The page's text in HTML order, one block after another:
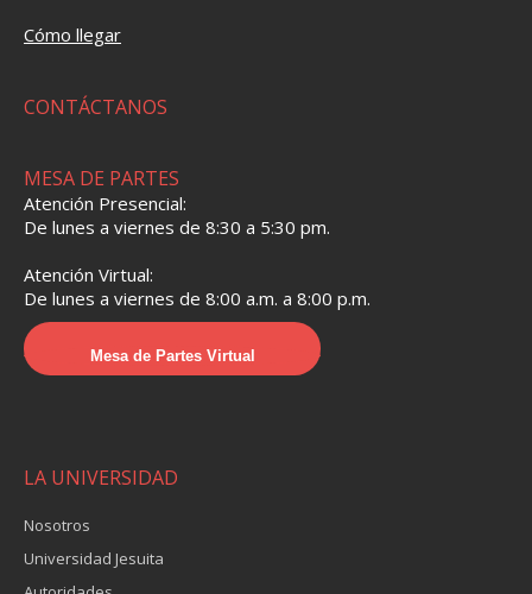
Cómo llegar
CONTÁCTANOS
MESA DE PARTES
Atención Presencial:
De lunes a viernes de 8:30 a 5:30 pm.
Atención Virtual:
De lunes a viernes de 8:00 a.m. a 8:00 p.m.
Mesa de Partes Virtual
LA UNIVERSIDAD
Nosotros
Universidad Jesuita